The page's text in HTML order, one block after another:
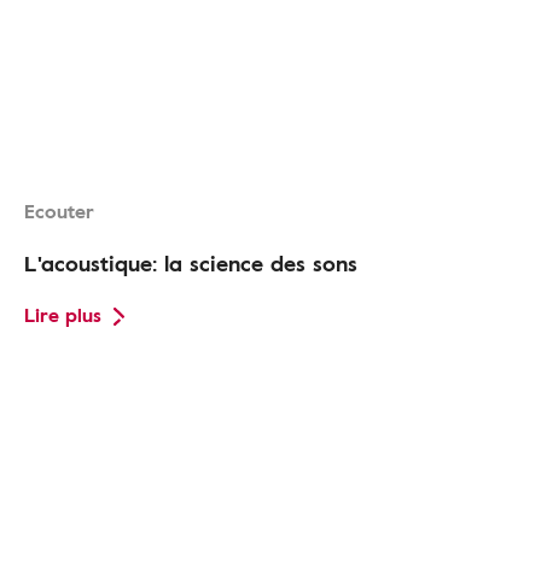
Ecouter
L'acoustique: la science des sons
Lire plus